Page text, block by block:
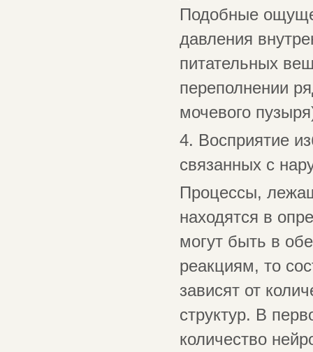
Подобные
давления
питательных
переполнении
мочевого
4. Восприятие
связанных с
Процессы,
находятся в
могут быть в
реакциям, то
зависят от
структур. В
количество